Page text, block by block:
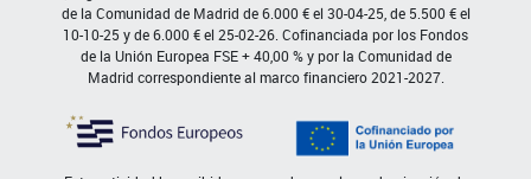
de la Comunidad de Madrid de 6.000 € el 30-04-25, de 5.500 € el
10-10-25 y de 6.000 € el 25-02-26. Cofinanciada por los Fondos
de la Unión Europea FSE + 40,00 % y por la Comunidad de
Madrid correspondiente al marco financiero 2021-2027.